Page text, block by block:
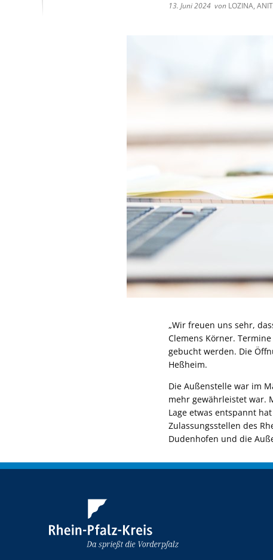
13. Juni 2024 von LOZINA,
„Wir freuen uns sehr,
Clemens Körner.
gebucht werden. Die
Heßheim.
Die Außenstelle war im
mehr gewährleistet war.
Lage etwas entspannt
Zulassungsstellen des
Dudenhofen und die